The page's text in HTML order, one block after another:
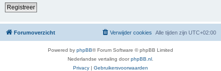
Registreer
Forumoverzicht Alle tijden zijn UTC+02:00
Verwijder cookies
Powered by phpBB® Forum Software © phpBB Limited
Nederlandse vertaling doorphpBB.nl
Privacy | Gebruikersvoorwaarden